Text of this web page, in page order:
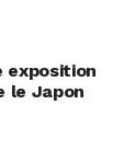
exposition
le Japon